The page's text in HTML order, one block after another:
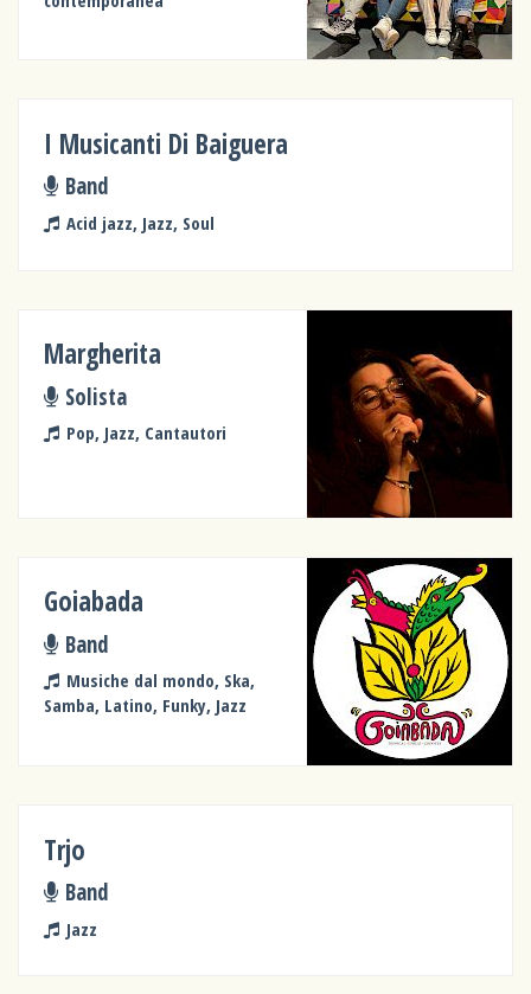
I Musicanti Di Baiguera
Band
Acid jazz, Jazz, Soul
Margherita
Solista
Pop, Jazz, Cantautori
Goiabada
Band
Musiche dal mondo, Ska,
Samba, Latino, Funky, Jazz
Trjo
Band
Jazz